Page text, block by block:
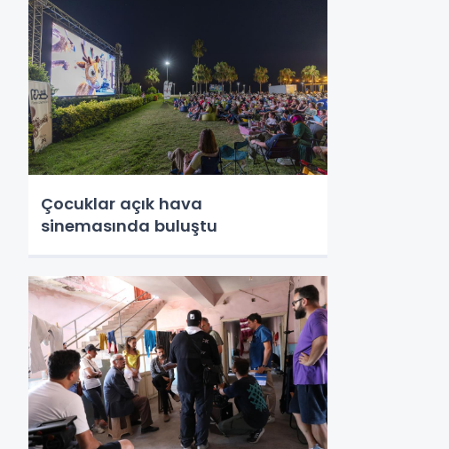
Çocuklar açık hava
sinemasında buluştu